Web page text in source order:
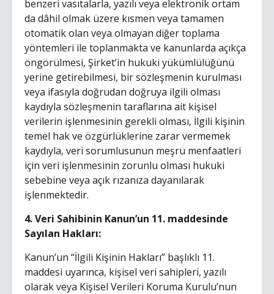
benzeri vasıtalarla, yazılı veya elektronik ortam
da dâhil olmak üzere kısmen veya tamamen
otomatik olan veya olmayan diğer toplama
yöntemleri ile toplanmakta ve kanunlarda açıkça
öngörülmesi, Şirket’in hukuki yükümlülüğünü
yerine getirebilmesi, bir sözleşmenin kurulması
veya ifasıyla doğrudan doğruya ilgili olması
kaydıyla sözleşmenin taraflarına ait kişisel
verilerin işlenmesinin gerekli olması, İlgili kişinin
temel hak ve özgürlüklerine zarar vermemek
kaydıyla, veri sorumlusunun meşru menfaatleri
için veri işlenmesinin zorunlu olması hukuki
sebebine veya açık rızanıza dayanılarak
işlenmektedir.
4. Veri Sahibinin Kanun’un 11. maddesinde
Sayılan Hakları:
Kanun’un “İlgili Kişinin Hakları” başlıklı 11.
maddesi uyarınca, kişisel veri sahipleri, yazılı
olarak veya Kişisel Verileri Koruma Kurulu’nun